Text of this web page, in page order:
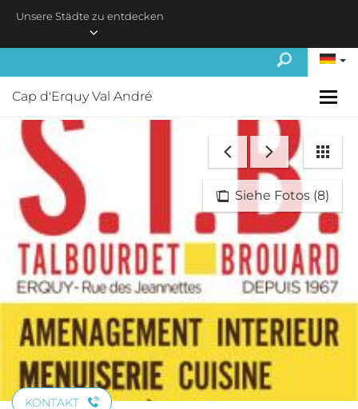
Unsere Städte zu entdecken
Cap d'Erquy Val André
Siehe Fotos (8)
KONTAKT